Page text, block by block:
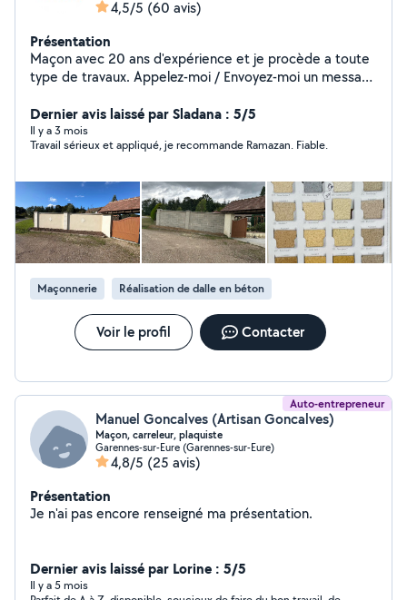
4,5/5 (60 avis)
Présentation
Maçon avec 20 ans d'expérience et je procède a toute
type de travaux. Appelez-moi / Envoyez-moi un message
Enduit de façade, Ravalement, Crépis de muret,
Parpaings, Béton Désactivé, Chappe, etc..
Dernier avis laissé par Sladana : 5/5
Il y a 3 mois
Travail sérieux et appliqué, je recommande Ramazan. Fiable.
Maçonnerie Réalisation de dalle en béton
Voir le profil Contacter
Auto-entrepreneur
Manuel Goncalves (Artisan Goncalves)
Maçon, carreleur, plaquiste
Garennes-sur-Eure (Garennes-sur-Eure)
4,8/5 (25 avis)
Présentation
Je n'ai pas encore renseigné ma présentation.
Dernier avis laissé par Lorine : 5/5
Il y a 5 mois